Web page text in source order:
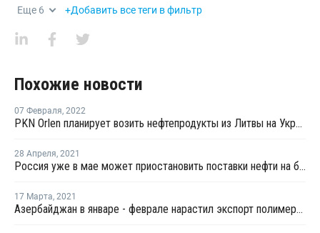
Еще 6 +Добавить все теги в фильтр
Похожие новости
07 Февраля, 2022
PKN Orlen планирует возить нефтепродукты из Литвы на Украину через Польшу из-за запрета Беларуси
28 Апреля, 2021
Россия уже в мае может приостановить поставки нефти на белорусский НПЗ Нафтан
17 Марта, 2021
Азербайджан в январе - феврале нарастил экспорт полимерной продукции более чем наполовину